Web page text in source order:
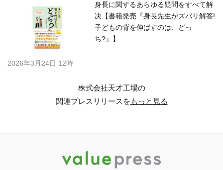
身長に関するあらゆる疑問をすべて解
决【書籍発売『身長先生がズバリ解答!
子どもの背を伸ばすのは、どっ
ち?』】
2026年3月24日 12時
株式会社天才工場の
関連プレスリリースをもっと見る